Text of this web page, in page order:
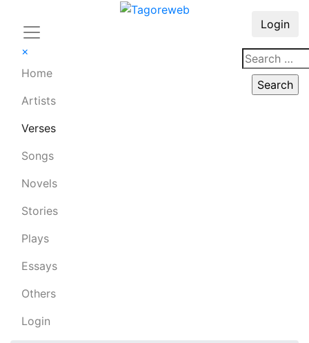
×
Home
Artists
Verses
Songs
Novels
Stories
Plays
Essays
Others
Login
Login